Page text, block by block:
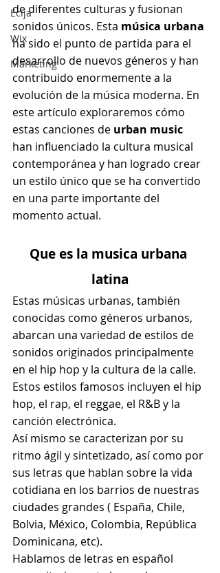
Ecija
Wix
Marketing
de diferentes culturas y fusionan
sonidos únicos. Esta música urbana
ha sido el punto de partida para el
desarrollo de nuevos géneros y han
contribuido enormemente a la
evolución de la música moderna. En
este artículo exploraremos cómo
estas canciones de urban music
han influenciado la cultura musical
contemporánea y han logrado crear
un estilo único que se ha convertido
en una parte importante del
momento actual.
Que es la musica urbana
latina
Estas músicas urbanas, también
conocidas como géneros urbanos,
abarcan una variedad de estilos de
sonidos originados principalmente
en el hip hop y la cultura de la calle.
Estos estilos famosos incluyen el hip
hop, el rap, el reggae, el R&B y la
canción electrónica.
Así mismo se caracterizan por su
ritmo ágil y sintetizado, así como por
sus letras que hablan sobre la vida
cotidiana en los barrios de nuestras
ciudades grandes ( España, Chile,
Bolvia, México, Colombia, República
Dominicana, etc).
Hablamos de letras en español